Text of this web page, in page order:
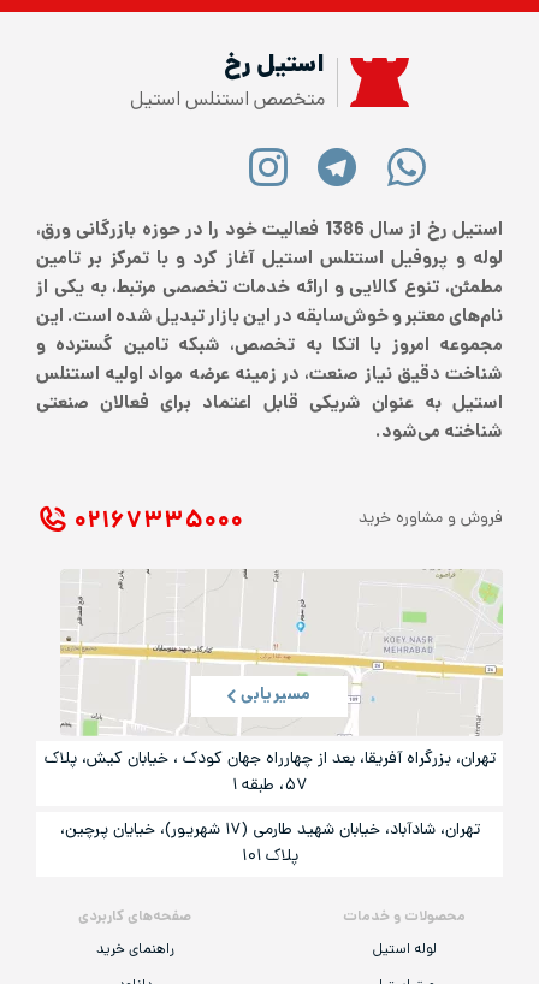
استیل رخ
متخصص استنلس استیل
استیل رخ از سال 1386 فعالیت خود را در حوزه بازرگانی ورق،
لوله و پروفیل استنلس استیل آغاز کرد و با تمرکز بر تامین
مطمئن، تنوع کالایی و ارائه خدمات تخصصی مرتبط، به یکی از
نام‌های معتبر و خوش‌سابقه در این بازار تبدیل شده است. این
مجموعه امروز با اتکا به تخصص، شبکه تامین گسترده و
شناخت دقیق نیاز صنعت، در زمینه عرضه مواد اولیه استنلس
استیل به عنوان شریکی قابل اعتماد برای فعالان صنعتی
شناخته می‌شود.
محصولات و خدمات
لوله استیل
صفحه‌های کاربردی
راهنمای خرید
فروش و مشاوره خرید ۰۲۱ ۶۷۳۳۵۰۰۰
مسیریابی
تهران، بزرگراه آفریقا، بعد از چهارراه جهان کودک ، خیابان کیش، پلاک
۵۷، طبقه ۱
تهران، شادآباد، خیابان شهید طارمی (۱۷ شهریور)، خیایان پرچین،
پلاک ۱۰۱